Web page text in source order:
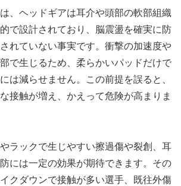
、ヘッドギアは耳介や頭部の軟部組織
で設計されており、脳震盪を確実に防
れていない事実です。衝撃の加速度や
で生じるため、柔らかいパッドだけで
は減らせません。この前提を誤ると、
接触が増え、かえって危険が高まりま
ラックで生じやすい擦過傷や裂創、耳
には一定の効果が期待できます。その
クダウンで接触が多い選手、既往外傷